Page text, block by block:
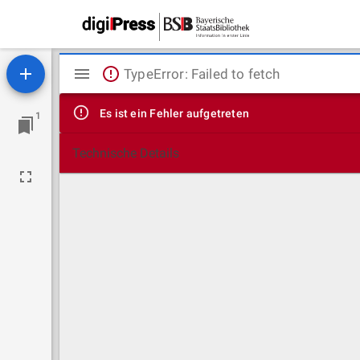
1
Mirador
Viewer
TypeError: Failed to fetch
Es ist ein Fehler aufgetreten
Technische Details